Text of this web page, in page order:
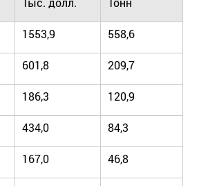
1553,9 558,6
601,8 209,7
186,3 120,9
434,0 84,3
167,0 46,8